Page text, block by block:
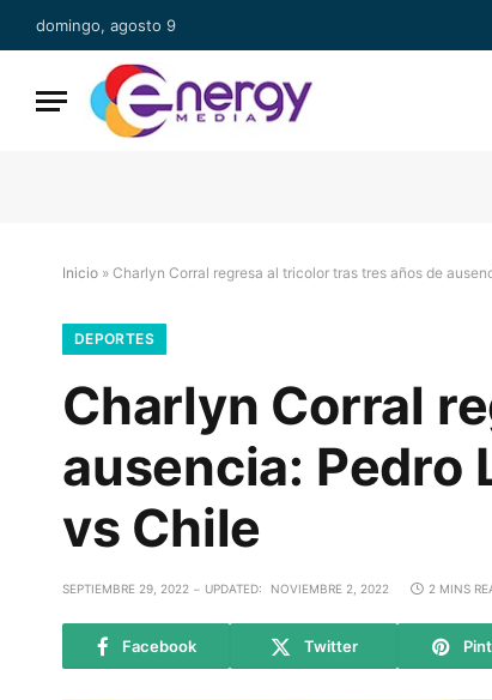
domingo, agosto 9
Inicio » Charlyn Corral regresa al tricolor tras tres años de
DEPORTES
Charlyn Corral
ausencia: Pedro
vs Chile
SEPTIEMBRE 29, 2022 UPDATED: NOVIEMBRE 2, 2022 2 MINS
Facebook Twitter